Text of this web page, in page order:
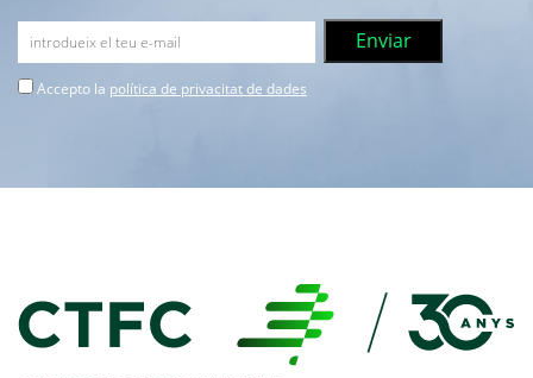
Accepto la política de privacitat de dades